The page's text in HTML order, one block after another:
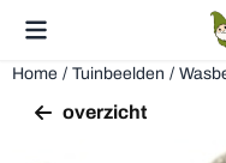
Cookievoorkeuren zijn
Home / Tuinbeelden /
overzicht